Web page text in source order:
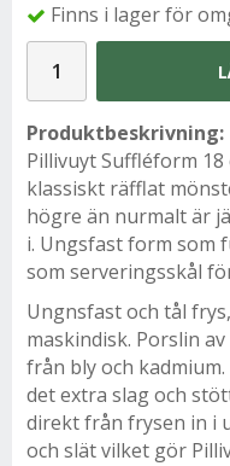
Finns i lager för
Produktbeskrivning:
Pillivuyt Suffléform
klassiskt räfflat
högre än nurmalt är
i. Ungsfast form som
som serveringsskål
Ungnsfast och tål
maskindisk. Porslin
från bly och
det extra slag och
direkt från frysen in i
och slät vilket gör